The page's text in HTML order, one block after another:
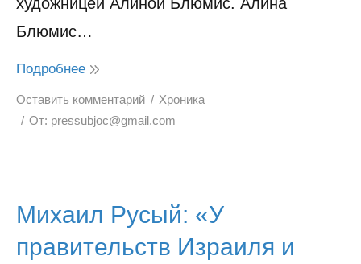
Блюмис…
Подробнее
Оставить комментарий
Хроника
От: pressubjoc@gmail.com
Михаил Русый: «У
правительств Израиля и